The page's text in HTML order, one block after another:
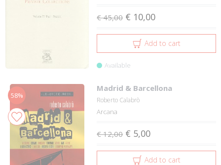
€ 45,00 € 10,00
Add to cart
Available
58%
Madrid & Barcellona
Roberto Calabrò
Arcana
€ 12,00 € 5,00
Add to cart